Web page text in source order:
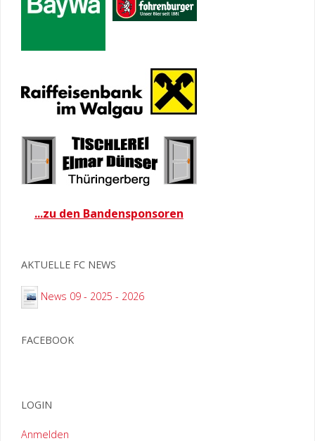
...zu den Bandensponsoren
AKTUELLE FC NEWS
News 09 - 2025 - 2026
FACEBOOK
LOGIN
Anmelden